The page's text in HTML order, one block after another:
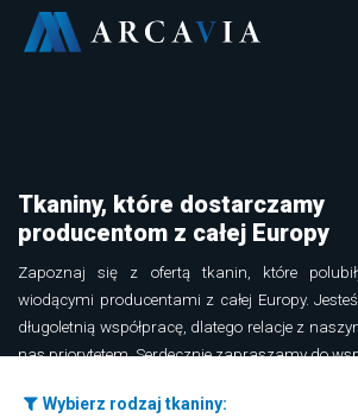
Tkaniny, które dostarczamy
producentom z całej Europy
Zapoznaj się z ofertą tkanin, które
wiodącymi producentami z całej Europy.
długoletnią współpracę, dlatego relacje z
nas priorytetem. Serdecznie zapraszamy do
Wybierz rodzaj tkaniny: